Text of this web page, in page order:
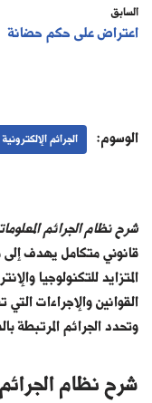
السابق
اعتراض على حكم حضانة
الوسوم: الجرائم
شرح نظام الجرائم
قانوني متكامل يهدف إلى
المتزايد للتكنولوجيا
القوانين والإجراءات
وتحدد الجرائم المرتبطة
شرح نظام الجرائم